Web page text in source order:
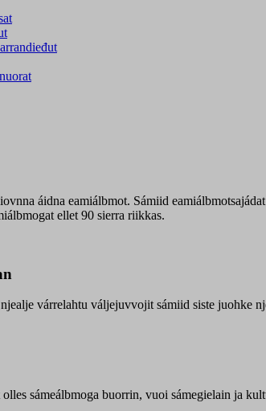
áidna eamiálbmot. Sámiid
ellet 90 sierra riikkas.
várrelahtu váljejuvvojit sámiid siste juohke
sámeálbmoga buorrin, vuoi sámegielain ja